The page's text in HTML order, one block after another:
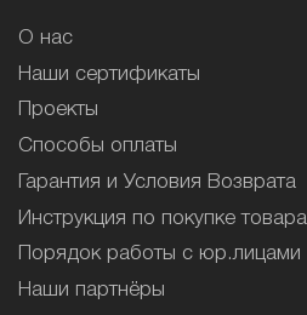
О нас
Наши сертификаты
Проекты
Способы оплаты
Гарантия и Условия Возврата
Инструкция по покупке товара
Порядок работы с юр.лицами
Наши партнёры